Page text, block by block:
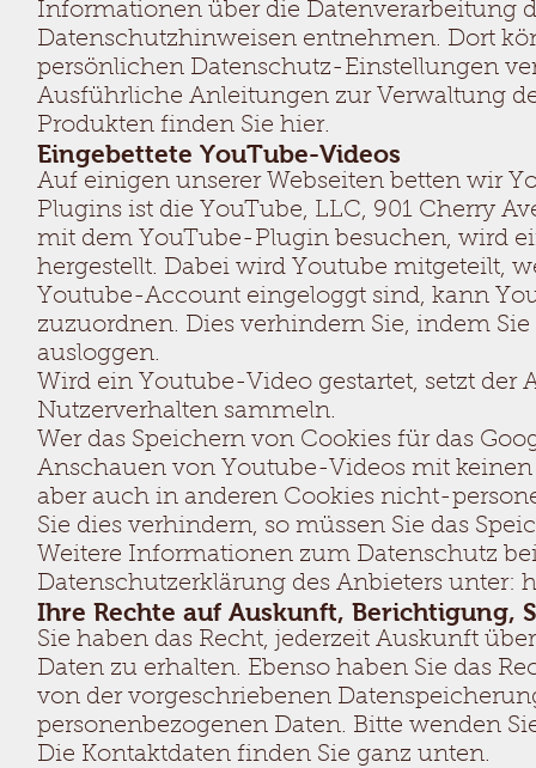
Informationen über die Datenverarbeitung
Datenschutzhinweisen entnehmen. Dort
persönlichen Datenschutz-Einstellungen
Ausführliche Anleitungen zur Verwaltung
Produkten finden Sie hier.
Eingebettete YouTube-Videos
Auf einigen unserer Webseiten betten wir
Plugins ist die YouTube, LLC, 901 Cherry
mit dem YouTube-Plugin besuchen, wird
hergestellt. Dabei wird Youtube mitgeteilt,
Youtube-Account eingeloggt sind, kann
zuzuordnen. Dies verhindern Sie, indem
ausloggen.
Wird ein Youtube-Video gestartet, setzt der
Nutzerverhalten sammeln.
Wer das Speichern von Cookies für das
Anschauen von Youtube-Videos mit
aber auch in anderen Cookies nicht-
Sie dies verhindern, so müssen Sie das
Weitere Informationen zum Datenschutz
Datenschutzerklärung des Anbieters unter:
Ihre Rechte auf Auskunft, Berichtigung,
Sie haben das Recht, jederzeit Auskunft
Daten zu erhalten. Ebenso haben Sie das
von der vorgeschriebenen
personenbezogenen Daten. Bitte wenden
Die Kontaktdaten finden Sie ganz unten.